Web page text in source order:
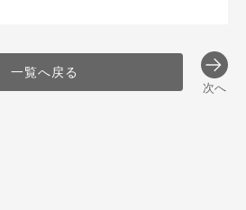
一覧へ戻る
次へ